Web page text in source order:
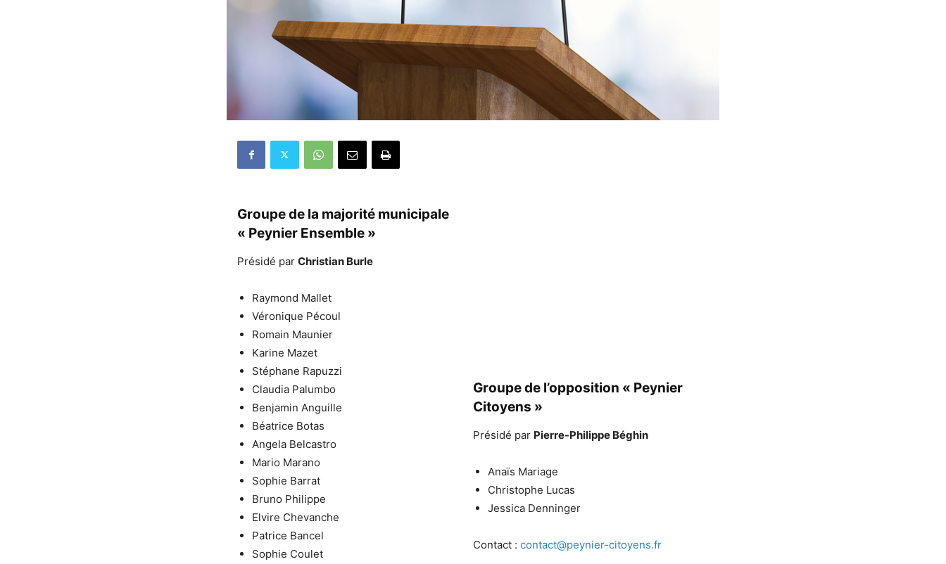
Groupe de la majorité municipale
« Peynier Ensemble »
Présidé par Christian Burle
Raymond Mallet
Véronique Pécoul
Romain Maunier
Karine Mazet
Stéphane Rapuzzi
Claudia Palumbo
Benjamin Anguille
Béatrice Botas
Angela Belcastro
Mario Marano
Sophie Barrat
Bruno Philippe
Elvire Chevanche
Patrice Bancel
Sophie Coulet
Groupe de l’opposition « Peynier
Citoyens »
Présidé par Pierre-Philippe Béghin
Anaïs Mariage
Christophe Lucas
Jessica Denninger
Contact : contact@peynier-citoyens.fr